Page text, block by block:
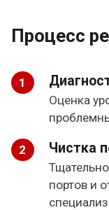
Процесс
Оценка
Чистка
портов и